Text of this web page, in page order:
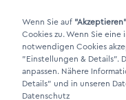
DINO Dampferzeuger
"Made in Germany" 2026
Wenn Sie auf "Akzeptieren"
Cookies zu. Wenn Sie
notwendigen Cookies
"Einstellungen & Details".
anpassen. Nähere
Details" und in unseren
Datenschutz